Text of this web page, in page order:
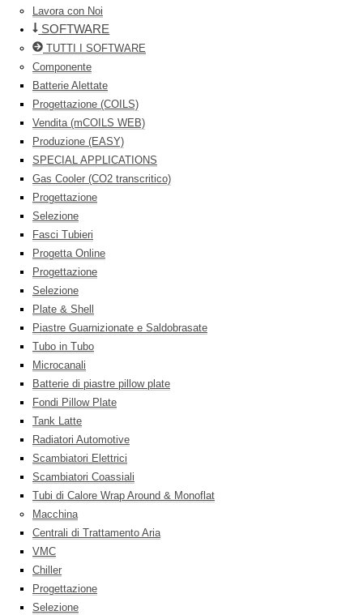
Lavora con Noi
SOFTWARE
TUTTI I SOFTWARE
Componente
Batterie Alettate
Progettazione (COILS)
Vendita (mCOILS WEB)
Produzione (EASY)
SPECIAL APPLICATIONS
Gas Cooler (CO2 transcritico)
Progettazione
Selezione
Fasci Tubieri
Progetta Online
Progettazione
Selezione
Plate & Shell
Piastre Guarnizionate e Saldobrasate
Tubo in Tubo
Microcanali
Batterie di piastre pillow plate
Fondi Pillow Plate
Tank Latte
Radiatori Automotive
Scambiatori Elettrici
Scambiatori Coassiali
Tubi di Calore Wrap Around & Monoflat
Macchina
Centrali di Trattamento Aria
VMC
Chiller
Progettazione
Selezione